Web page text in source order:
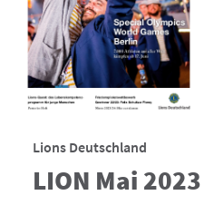
Lions Deutschland
LION Mai 2023